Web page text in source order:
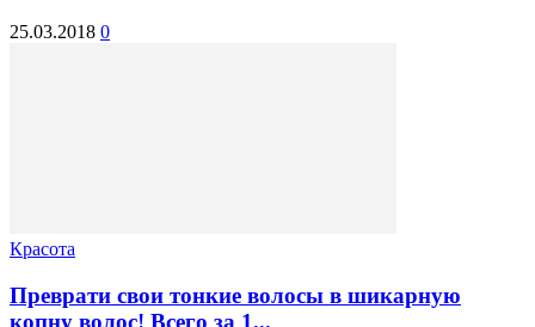
25.03.2018 0
Красота
Преврати свои тонкие волосы в шикарную
копну волос! Всего за 1...